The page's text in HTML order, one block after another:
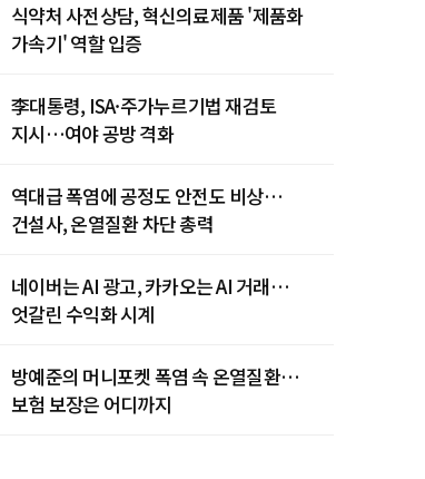
식약처 사전상담, 혁신의료제품 '제품화
가속기' 역할 입증
李대통령, ISA·주가누르기법 재검토
지시…여야 공방 격화
역대급 폭염에 공정도 안전도 비상…
건설사, 온열질환 차단 총력
네이버는 AI 광고, 카카오는 AI 거래…
엇갈린 수익화 시계
방예준의 머니포켓 폭염 속 온열질환…
보험 보장은 어디까지